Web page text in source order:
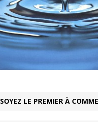
SOYEZ LE PREMIER À